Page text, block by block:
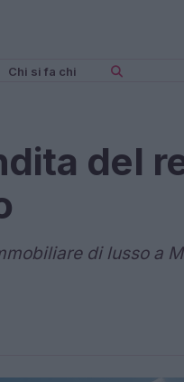
Chi si fa chi
del
di lusso a